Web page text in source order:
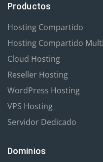
Productos
Hosting Compartido
Hosting Compartido
Cloud Hosting
Reseller Hosting
WordPress Hosting
VPS Hosting
Servidor Dedicado
Dominios